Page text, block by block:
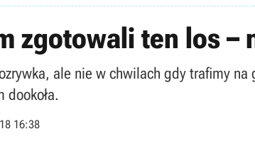
zgotowali ten los –
ale nie w chwilach gdy trafimy
dookoła.
16:38